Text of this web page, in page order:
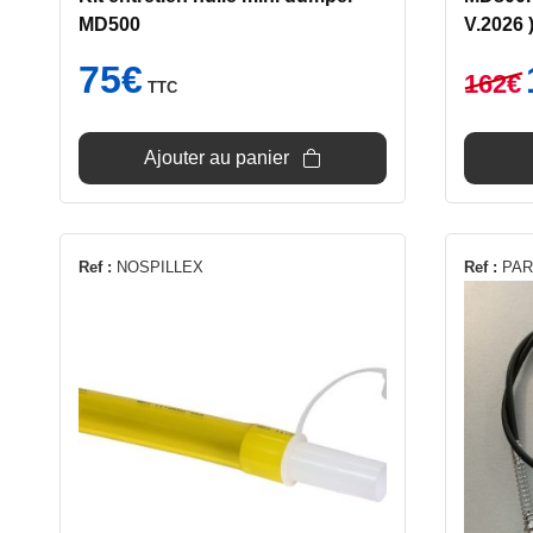
MD500
75€ TTC
Ajouter au panier
V.2026 )
162€
Ref : NOSPILLEX Ref :